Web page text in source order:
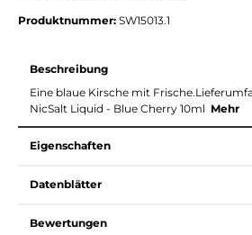
Produktnummer: SW15013.1
Beschreibung
Eine blaue Kirsche mit
NicSalt Liquid - Blue Cherry 10ml Mehr
Eigenschaften
Datenblätter
Bewertungen